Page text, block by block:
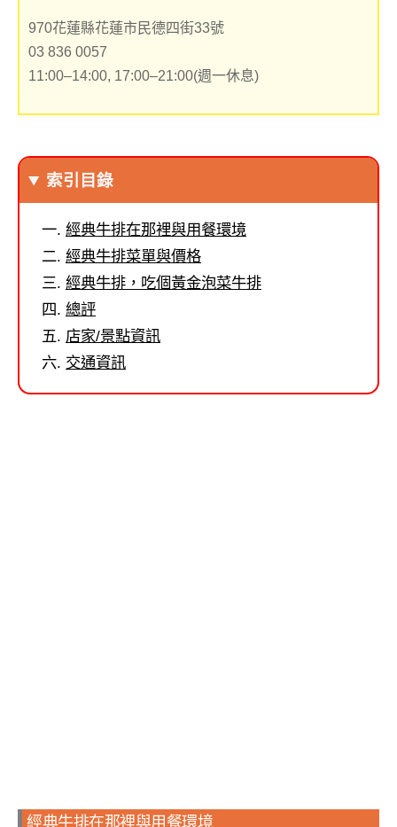
970花蓮縣花蓮市民德四街33號
03 836 0057
11:00–14:00, 17:00–21:00(週一休息)
索引目錄
經典牛排在那裡與用餐環境
經典牛排菜單與價格
經典牛排，吃個黃金泡菜牛排
總評
店家/景點資訊
交通資訊
經典牛排在那裡與用餐環境